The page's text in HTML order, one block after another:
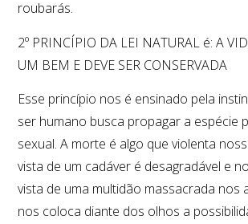
roubarás.
2º PRINCÍPIO DA LEI NATURAL é: A
UM BEM E DEVE SER CONSERVADA
Esse princípio nos é ensinado pela
ser humano busca propagar a espécie
sexual. A morte é algo que violenta
vista de um cadáver é desagradável e
vista de uma multidão massacrada nos
nos coloca diante dos olhos a